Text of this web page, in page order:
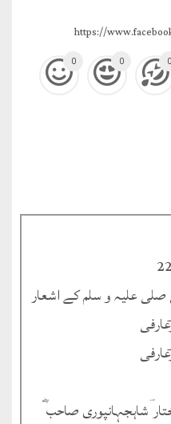
https://
0 0 0
علیہ و سلم کے اشعار
ؔشاہجہانپوری صاحب